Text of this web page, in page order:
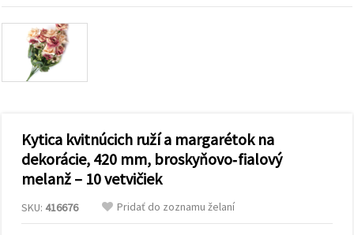
zobrazovali
obsah a
reklamu, aj
s pomocou
našich
partnerov
Môžete
súhlasiť s
používaním
všetkých
cookie
kliknutím
na "Prijať
Kytica kvitnúcich ruží a margarétok na
dekorácie, 420 mm, broskyňovo‑fialový
melanž – 10 vetvičiek
SKU: 416676 Pridať do zoznamu želaní